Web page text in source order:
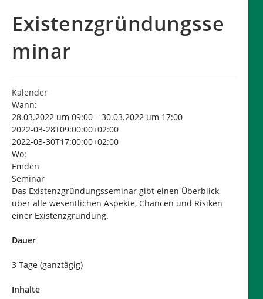
Existenzgründungsse
minar
Kalender
Wann:
28.03.2022 um 09:00 – 30.03.2022 um 17:00
2022-03-28T09:00:00+02:00
2022-03-30T17:00:00+02:00
Wo:
Emden
Seminar
Das Existenzgründungsseminar gibt einen Überblick
über alle wesentlichen Aspekte, Chancen und Risiken
einer Existenzgründung.
Dauer
3 Tage (ganztägig)
Inhalte